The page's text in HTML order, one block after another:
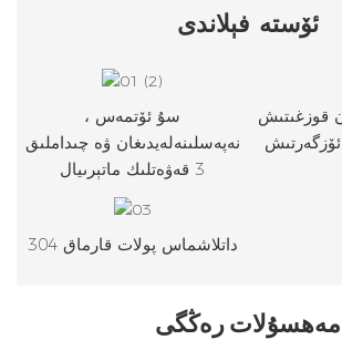
ئۆستە فېلاندى
سۇ ئۆتمەس ،
نەپەسلىنەلەيدىغان ۋە چىداملىق
3 قەۋەتلىك ماتېرىيال
قوزغىتىش
ئۆزگەرتىش
304 داتلاشماس پولات قارماق
مەھسۇلات رەڭگى